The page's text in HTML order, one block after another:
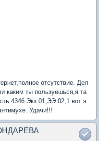
отсутствие. Дел
каким ты пользуешься,я та
4346.Экз.01;ЭЭ.02;1 вот э
Удачи!!!